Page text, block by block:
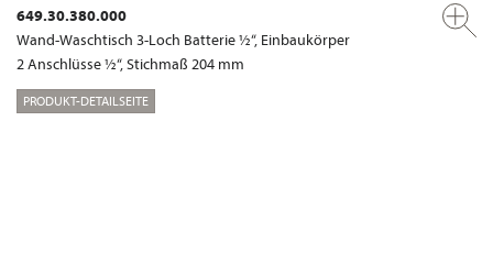
649.30.380.000
Wand-Waschtisch 3-Loch Batterie ½“, Einbaukörper
2 Anschlüsse ½“, Stichmaß 204 mm
PRODUKT-DETAILSEITE